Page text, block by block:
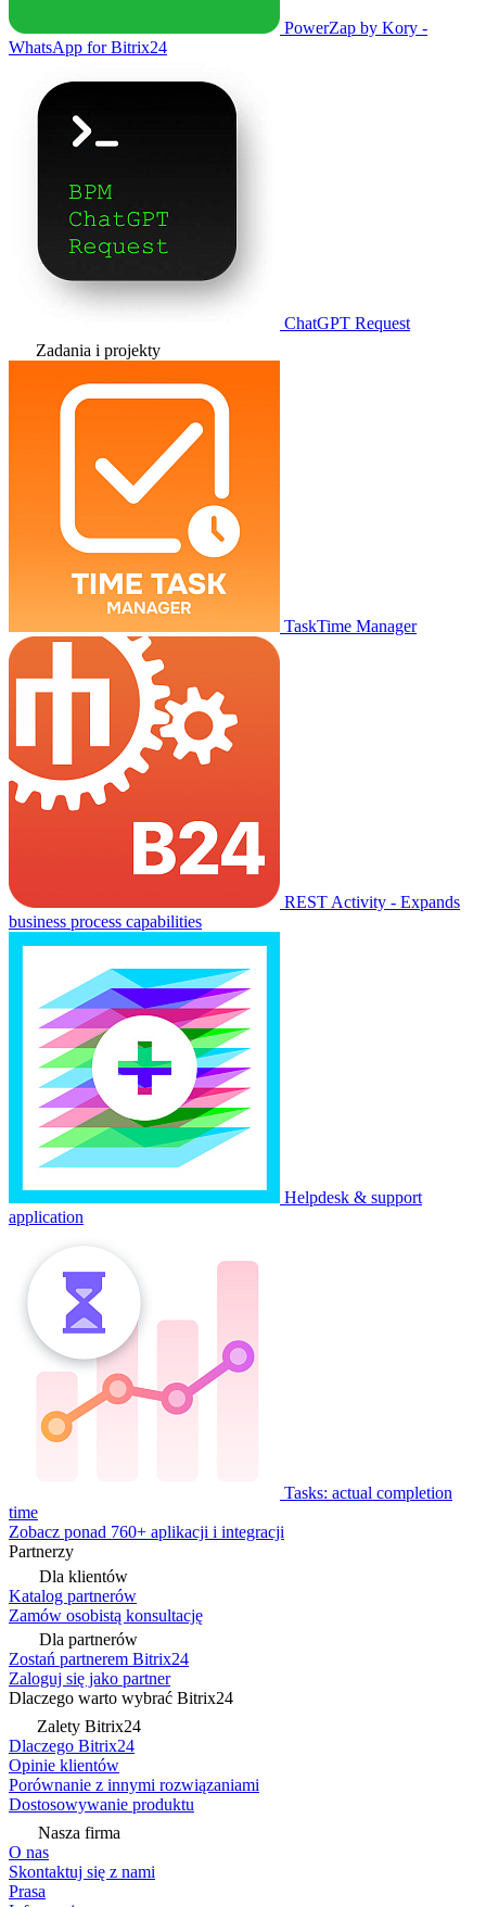
PowerZap by Kory -
WhatsApp for Bitrix24
ChatGPT Request
Zadania i projekty
TaskTime Manager
REST Activity - Expands
business process capabilities
Helpdesk & support
application
Tasks: actual completion
time
Zobacz ponad 760+ aplikacji i integracji
Partnerzy
Dla klientów
Katalog partnerów
Zamów osobistą konsultację
Dla partnerów
Zostań partnerem Bitrix24
Zaloguj się jako partner
Dlaczego warto wybrać Bitrix24
Zalety Bitrix24
Dlaczego Bitrix24
Opinie klientów
Porównanie z innymi rozwiązaniami
Dostosowywanie produktu
Nasza firma
O nas
Skontaktuj się z nami
Prasa